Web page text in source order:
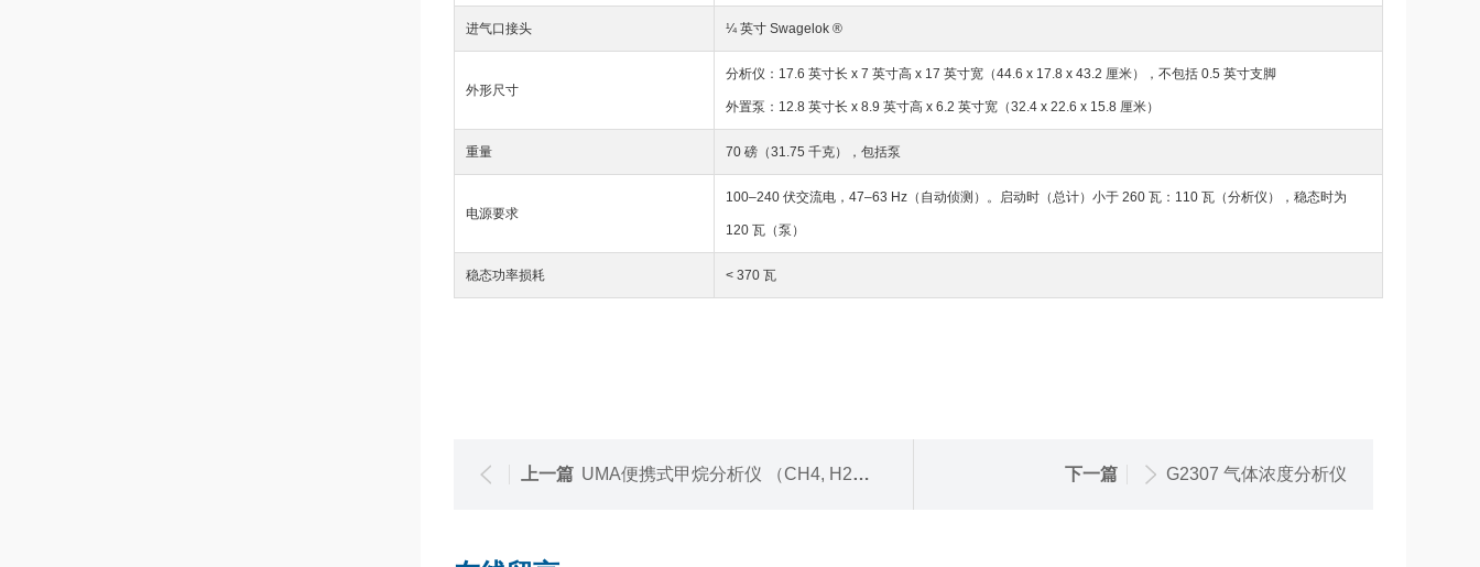
进气口接头 ¼ 英寸 Swagelok ®
外形尺寸
分析仪：17.6 英寸长 x 7 英寸高 x 17 英寸宽（44.6 x 17.8 x 43.2 厘米），不包括 0.5 英寸支脚
外置泵：12.8 英寸长 x 8.9 英寸高 x 6.2 英寸宽（32.4 x 22.6 x 15.8 厘米）
重量 70 磅（31.75 千克），包括泵
电源要求
100–240 伏交流电，47–63 Hz（自动侦测）。启动时（总计）小于 260 瓦：110 瓦（分析仪），稳态时为
120 瓦（泵）
稳态功率损耗 < 370 瓦
上一篇 UMA便携式甲烷分析仪 （CH4, H2O） 下一篇 G2307 气体浓度分析仪